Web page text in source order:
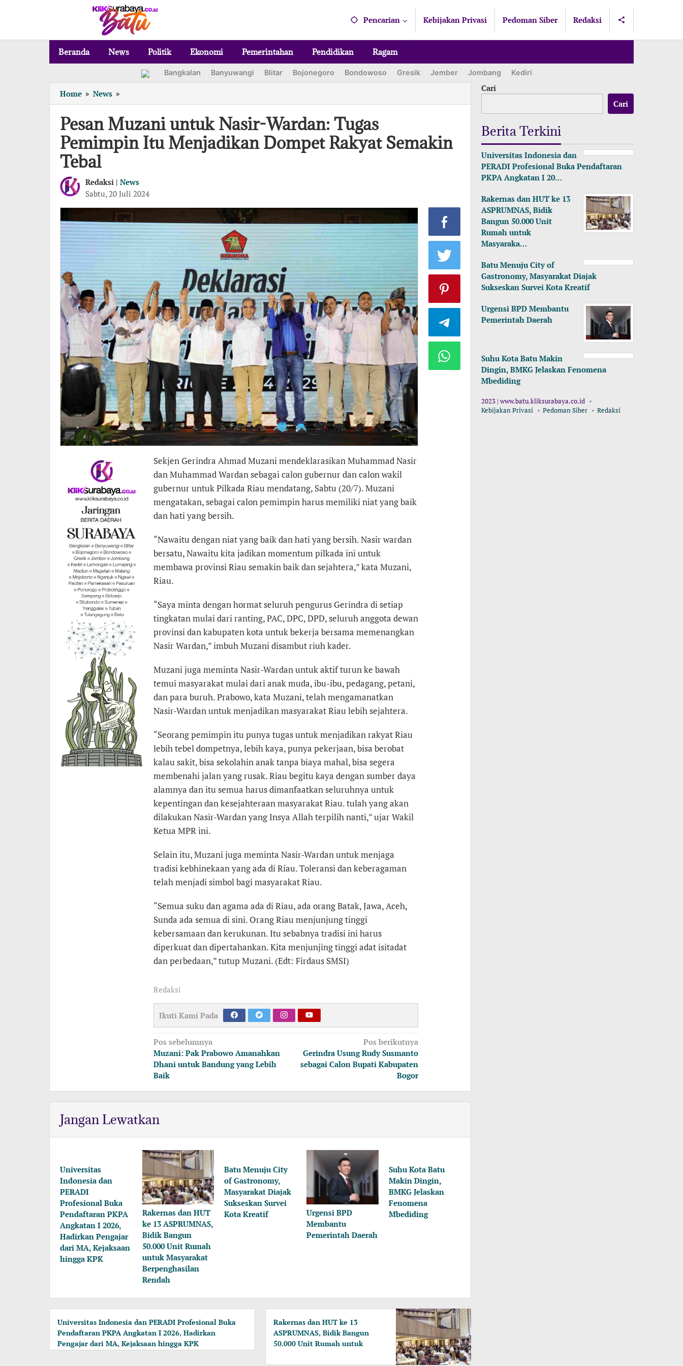
Pencarian Kebijakan Privasi Pedoman Siber Redaksi
Beranda News Politik Ekonomi Pemerintahan Pendidikan Ragam
Bangkalan Banyuwangi Blitar Bojonegoro Bondowoso Gresik Jember Jombang Kediri
Home » News »
Muzani
untuk
Nasir-
Wardan:
Tugas
Menjadikan
Dompet
Rakyat
Semakin
Tebal
Pesan Muzani untuk Nasir-Wardan: Tugas
Pemimpin Itu Menjadikan Dompet Rakyat Semakin
Tebal
Redaksi | News
Sabtu, 20 Juli 2024
Sekjen Gerindra Ahmad Muzani mendeklarasikan Muhammad Nasir
dan Muhammad Wardan sebagai calon gubernur dan calon wakil
gubernur untuk Pilkada Riau mendatang, Sabtu (20/7). Muzani
mengatakan, sebagai calon pemimpin harus memiliki niat yang baik
dan hati yang bersih.
“Nawaitu dengan niat yang baik dan hati yang bersih. Nasir wardan
bersatu, Nawaitu kita jadikan momentum pilkada ini untuk
membawa provinsi Riau semakin baik dan sejahtera,” kata Muzani,
Riau.
“Saya minta dengan hormat seluruh pengurus Gerindra di setiap
tingkatan mulai dari ranting, PAC, DPC, DPD, seluruh anggota dewan
provinsi dan kabupaten kota untuk bekerja bersama memenangkan
Nasir Wardan,” imbuh Muzani disambut riuh kader.
Muzani juga meminta Nasir-Wardan untuk aktif turun ke bawah
temui masyarakat mulai dari anak muda, ibu-ibu, pedagang, petani,
dan para buruh. Prabowo, kata Muzani, telah mengamanatkan
Nasir-Wardan untuk menjadikan masyarakat Riau lebih sejahtera.
“Seorang pemimpin itu punya tugas untuk menjadikan rakyat Riau
lebih tebel dompetnya, lebih kaya, punya pekerjaan, bisa berobat
kalau sakit, bisa sekolahin anak tanpa biaya mahal, bisa segera
membenahi jalan yang rusak. Riau begitu kaya dengan sumber daya
alamnya dan itu semua harus dimanfaatkan seluruhnya untuk
kepentingan dan kesejahteraan masyarakat Riau. tulah yang akan
dilakukan Nasir-Wardan yang Insya Allah terpilih nanti,” ujar Wakil
Ketua MPR ini.
Selain itu, Muzani juga meminta Nasir-Wardan untuk menjaga
tradisi kebhinekaan yang ada di Riau. Toleransi dan keberagaman
telah menjadi simbol bagi masyarakat Riau.
“Semua suku dan agama ada di Riau, ada orang Batak, Jawa, Aceh,
Sunda ada semua di sini. Orang Riau menjunjung tinggi
kebersamaan dan kerukunan. Itu sebabnya tradisi ini harus
diperkuat dan dipertahankan. Kita menjunjing tinggi adat isitadat
dan perbedaan,” tutup Muzani. (Edt: Firdaus SMSI)
Redaksi
Ikuti Kami Pada
Navigasi
pos
Pos sebelumnya
Muzani: Pak Prabowo Amanahkan
Dhani untuk Bandung yang Lebih
Baik
Pos berikutnya
Gerindra Usung Rudy Susmanto
sebagai Calon Bupati Kabupaten
Bogor
Jangan Lewatkan
Universitas
Indonesia dan
PERADI
Profesional Buka
Pendaftaran PKPA
Angkatan I 2026,
Hadirkan Pengajar
dari MA, Kejaksaan
hingga KPK
Rakernas dan HUT
ke 13 ASPRUMNAS,
Bidik Bangun
50.000 Unit Rumah
untuk Masyarakat
Berpenghasilan
Rendah
Batu Menuju City
of Gastronomy,
Masyarakat Diajak
Sukseskan Survei
Kota Kreatif
Urgensi BPD
Membantu
Pemerintah Daerah
Suhu Kota Batu
Makin Dingin,
BMKG Jelaskan
Fenomena
Mbediding
Universitas Indonesia dan PERADI Profesional Buka
Pendaftaran PKPA Angkatan I 2026, Hadirkan
Pengajar dari MA, Kejaksaan hingga KPK
Rakernas dan HUT ke 13
ASPRUMNAS, Bidik Bangun
50.000 Unit Rumah untuk
Cari
Cari
Berita Terkini
Universitas Indonesia dan
PERADI Profesional Buka Pendaftaran
PKPA Angkatan I 20…
Rakernas dan HUT ke 13
ASPRUMNAS, Bidik
Bangun 50.000 Unit
Rumah untuk
Masyaraka…
Batu Menuju City of
Gastronomy, Masyarakat Diajak
Sukseskan Survei Kota Kreatif
Urgensi BPD Membantu
Pemerintah Daerah
Suhu Kota Batu Makin
Dingin, BMKG Jelaskan Fenomena
Mbediding
2023 | www.batu.kliksurabaya.co.id
Kebijakan Privasi
Pedoman Siber Redaksi